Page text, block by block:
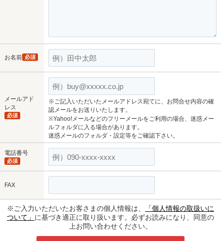
お名前 必須
メールアド
レス
必須
※ご記入いただいたメールアドレス宛てに、お問合せ内容の確
認メールをお送りいたします。
※Yahoo!メールなどのフリーメールをご利用の場合、迷惑メー
ルフォルダに入る場合があります。
迷惑メールのフォルダ・設定等をご確認下さい。
電話番号
必須
FAX
※ご入力いただいたお客さまの個人情報は、
「個人情報の取扱いに
ついて」 に基づき適正に取り扱います。必ずお読みになり、同意の
上お問い合わせください。